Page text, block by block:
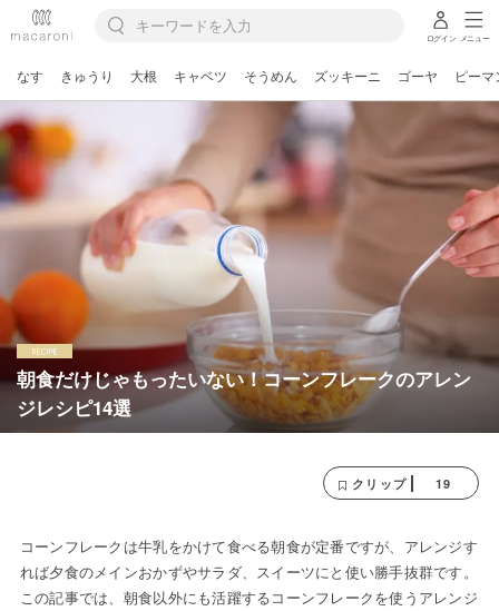
ログイン メニュー
なす きゅうり 大根 キャベツ そうめん ズッキーニ ゴーヤ ピーマ
朝食だけじゃもったいない！コーンフレークのアレン
ジレシピ14選
クリップ 19
コーンフレークは牛乳をかけて食べる朝食が定番ですが、アレンジす
れば夕食のメインおかずやサラダ、スイーツにと使い勝手抜群です。
この記事では、朝食以外にも活躍するコーンフレークを使うアレンジ